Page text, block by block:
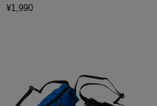
¥1,990